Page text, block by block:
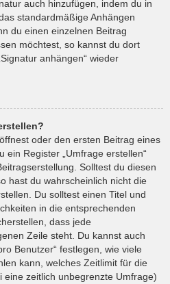
auch hinzufügen, indem du in
standardmäßige Anhängen
du einen einzelnen Beitrag
möchtest, so kannst du dort
anhängen“ wieder
oder den ersten Beitrag eines
ein Register „Umfrage erstellen“
Solltest du diesen
hast du wahrscheinlich nicht die
Du solltest einen Titel und
in die entsprechenden
dass jede
Zeile steht. Du kannst auch
Benutzer“ festlegen, wie viele
kann, welches Zeitlimit für die
zeitlich unbegrenzte Umfrage)